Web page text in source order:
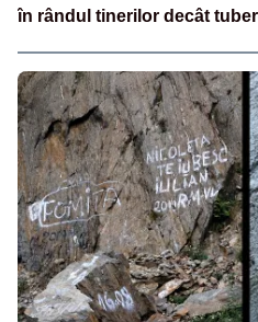
în rândul tinerilor decât